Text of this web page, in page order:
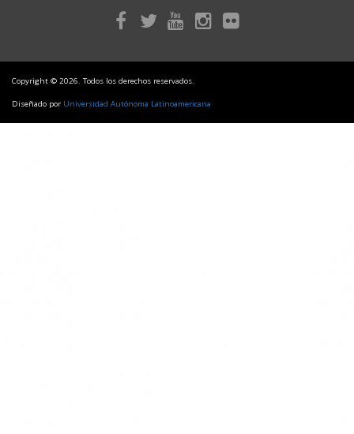
Copyright © 2026. Todos los derechos reservados.
Diseñado por Universidad Autónoma Latinoamericana